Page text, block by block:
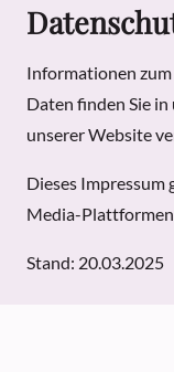
Informationen
Daten finden Sie
unserer Website
Dieses
Media-Plattformen
Stand: 20.03.2025